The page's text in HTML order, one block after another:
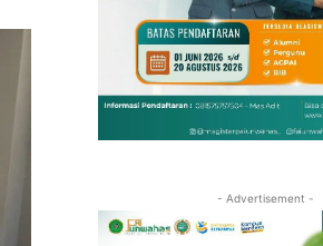
- Advertisement -